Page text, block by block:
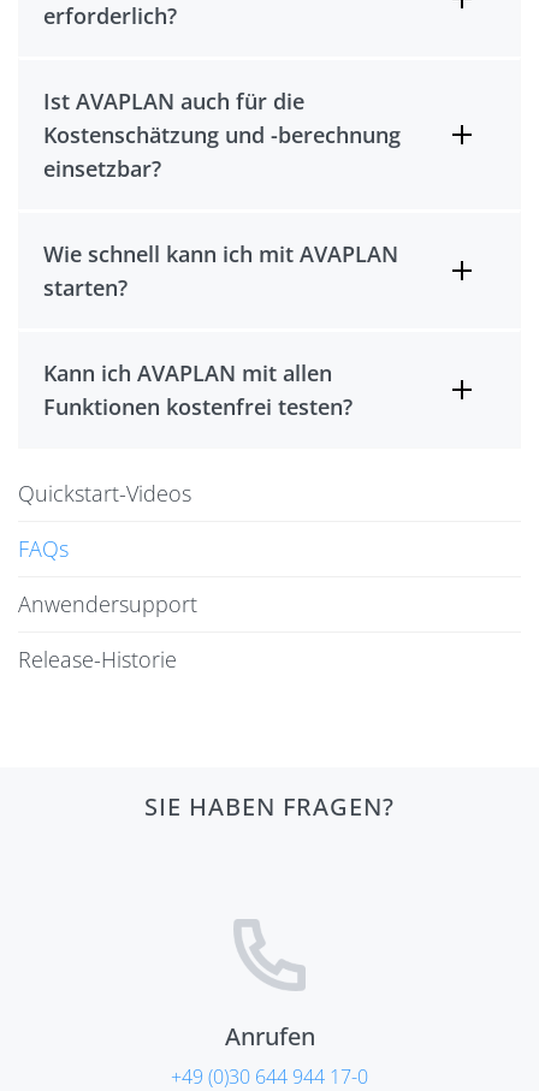
erforderlich?
Ist AVAPLAN auch für die
Kostenschätzung und -berechnung
einsetzbar?
Wie schnell kann ich mit AVAPLAN
starten?
Kann ich AVAPLAN mit allen
Funktionen kostenfrei testen?
Quickstart-Videos
FAQs
Anwendersupport
Release-Historie
SIE HABEN FRAGEN?
Anrufen
+49 (0)30 644 944 17-0